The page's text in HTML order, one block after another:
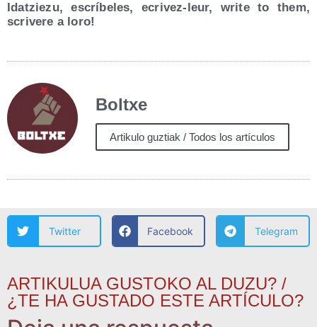
Idatzie­zu, escrí­be­les, ecri­vez-leur, wri­te to them,
scri­ve­re a loro!
Boltxe
Artikulo guztiak / Todos los artículos
Twitter Facebook Telegram
ARTIKULUA GUSTOKO AL DUZU? /
¿TE HA GUSTADO ESTE ARTÍCULO?